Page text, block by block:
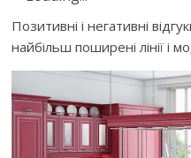
Позитивні і негативні
найбільш поширені лінії і